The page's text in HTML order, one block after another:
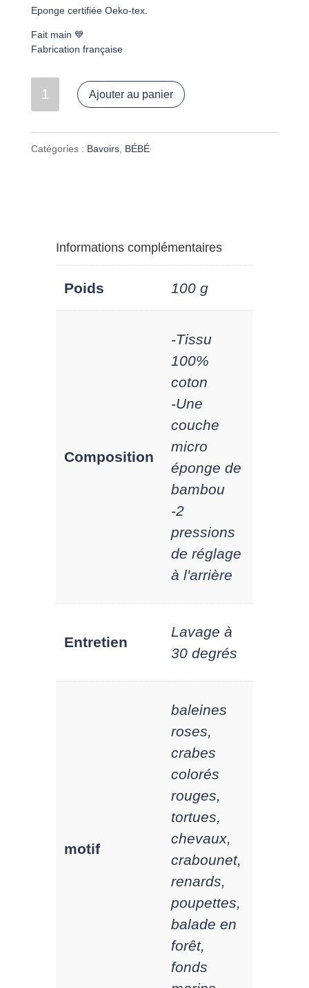
Eponge certifiée Oeko-tex.
Fait main 💙
Fabrication française
quantité
de
Bavoir
"baleines
Ajouter au panier
Catégories : Bavoirs, BÉBÉ
Informations complémentaires
Poids 100 g
Composition
-Tissu
100%
coton
-Une
couche
micro
éponge de
bambou
-2
pressions
de réglage
à l'arrière
Entretien
Lavage à
30 degrés
motif
baleines
roses,
crabes
colorés
rouges,
tortues,
chevaux,
crabounet,
renards,
poupettes,
balade en
forêt,
fonds